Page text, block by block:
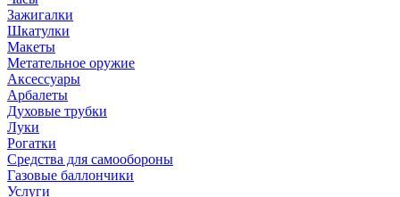
Зажигалки
Шкатулки
Макеты
Метательное оружие
Аксессуары
Арбалеты
Духовые трубки
Луки
Рогатки
Средства для самообороны
Газовые баллончики
Услуги